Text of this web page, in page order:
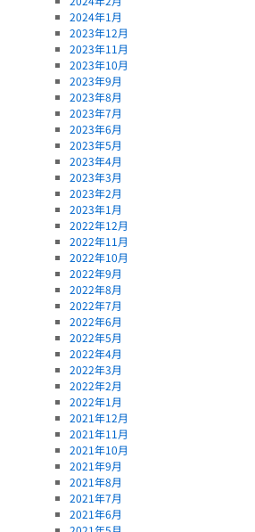
2024年1月
2023年12月
2023年11月
2023年10月
2023年9月
2023年8月
2023年7月
2023年6月
2023年5月
2023年4月
2023年3月
2023年2月
2023年1月
2022年12月
2022年11月
2022年10月
2022年9月
2022年8月
2022年7月
2022年6月
2022年5月
2022年4月
2022年3月
2022年2月
2022年1月
2021年12月
2021年11月
2021年10月
2021年9月
2021年8月
2021年7月
2021年6月